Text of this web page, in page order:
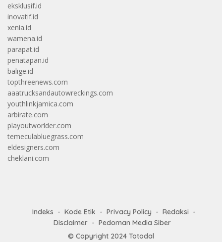
eksklusif.id
inovatif.id
xenia.id
wamena.id
parapat.id
penatapan.id
balige.id
topthreenews.com
aaatrucksandautowreckings.com
youthlinkjamica.com
arbirate.com
playoutworlder.com
temeculabluegrass.com
eldesigners.com
cheklani.com
Indeks Kode Etik Privacy Policy
Redaksi
Disclaimer
Pedoman Media Siber
© Copyright 2024 Totodal